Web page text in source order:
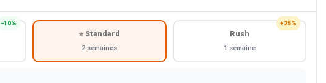
−10%
⭐ Standard
2 semaines
+25%
Rush
1 semaine